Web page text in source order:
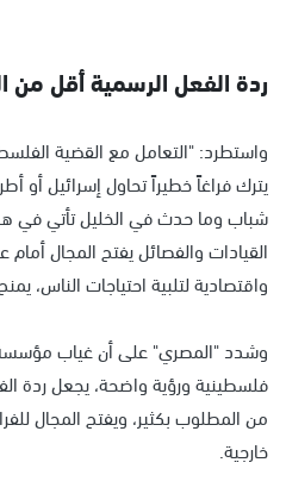
ردة الفعل الرسمية أقل من
واستطرد: "التعامل مع القضية
يترك فراغاً خطيراً تحاول إسرائيل أو
شباب وما حدث في الخليل تأتي في
القيادات والفصائل يفتح المجال
واقتصادية لتلبية احتياجات الناس،
وشدد "المصري" على أن غياب
فلسطينية ورؤية واضحة، يجعل ردة
من المطلوب بكثير، ويفتح المجال
خارجية.